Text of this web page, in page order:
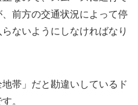
前方の交通状況によって停
ないようにしなければなり
帯」だと勘違いしているド
。